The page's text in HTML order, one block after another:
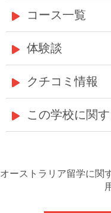
コース一覧
体験談
クチコミ情報
この学校に関
オーストラリア留学に関